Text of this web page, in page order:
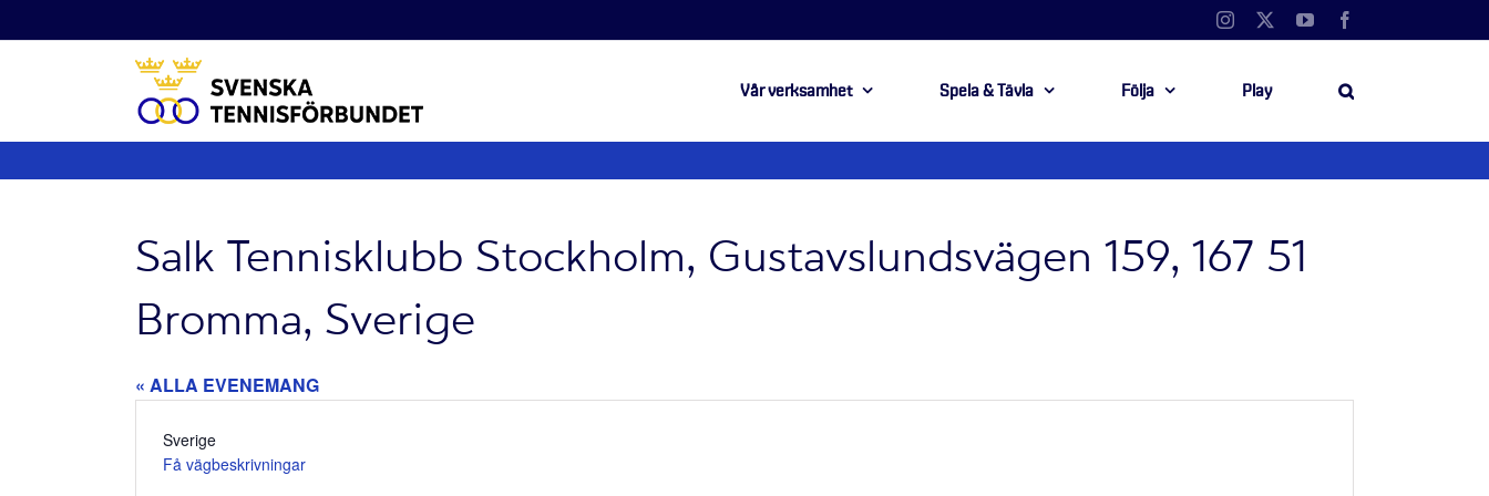
till
Instagram YouTube
Vår verksamhet Spela & Tävla Följa Play
Salk Tennisklubb Stockholm, Gustavslundsvägen 159, 167 51
Bromma, Sverige
« ALLA EVENEMANG
Adress
Sverige
Få vägbeskrivningar